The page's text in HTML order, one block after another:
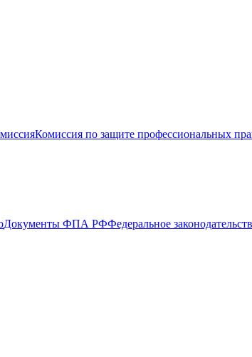
Комиссия по защите профессиональных
Документы ФПА РФФедеральное